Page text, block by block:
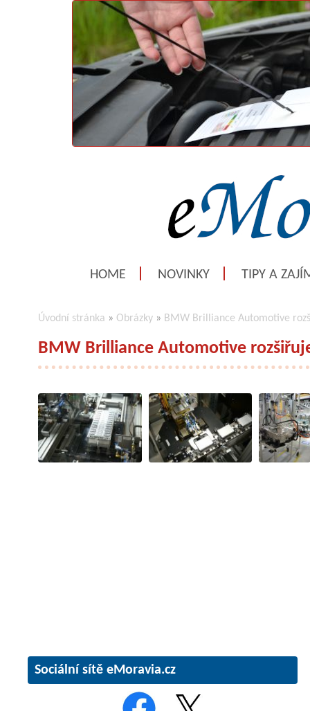
HOME NOVINKY TIPY A
Úvodní stránka » Obrázky » BMW Brilliance Automotive
BMW Brilliance Automotive
Sociální sítě eMoravia.cz